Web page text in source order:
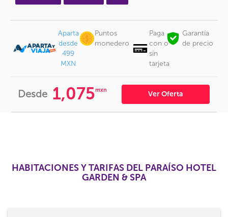
Aparta
desde
499
MXN
Puntos
monedero
Paga
con o
sin
tarjeta
Garantía
de precio
Desde 1,075mxn Ver Oferta
HABITACIONES Y TARIFAS DEL PARAÍSO HOTEL
GARDEN & SPA